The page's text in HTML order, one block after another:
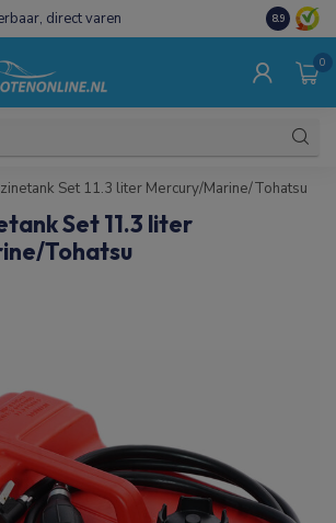
direct varen Al 15 jaar
8.9
0
Set 11.3 liter Mercury/Marine/Tohatsu
Set 11.3 liter
Tohatsu